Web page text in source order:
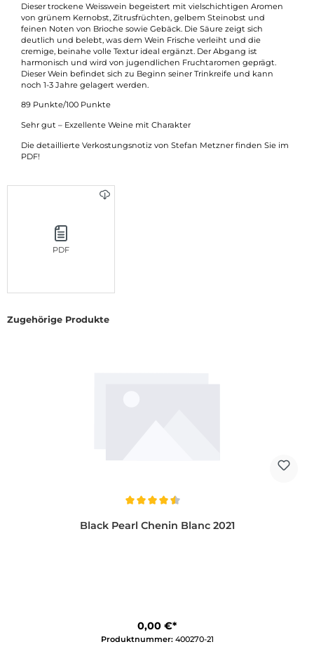
Dieser trockene Weisswein begeistert mit vielschichtigen Aromen
von grünem Kernobst, Zitrusfrüchten, gelbem Steinobst und
feinen Noten von Brioche sowie Gebäck. Die Säure zeigt sich
deutlich und belebt, was dem Wein Frische verleiht und die
cremige, beinahe volle Textur ideal ergänzt. Der Abgang ist
harmonisch und wird von jugendlichen Fruchtaromen geprägt.
Dieser Wein befindet sich zu Beginn seiner Trinkreife und kann
noch 1-3 Jahre gelagert werden.
89 Punkte/100 Punkte
Sehr gut – Exzellente Weine mit Charakter
Die detaillierte Verkostungsnotiz von Stefan Metzner finden Sie im
PDF!
PDF
Zugehörige Produkte
Black Pearl Chenin Blanc 2021
0,00 €*
Produktnummer: 400270-21